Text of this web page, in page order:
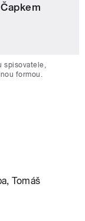
spisovatele,
formou.
Tomáš